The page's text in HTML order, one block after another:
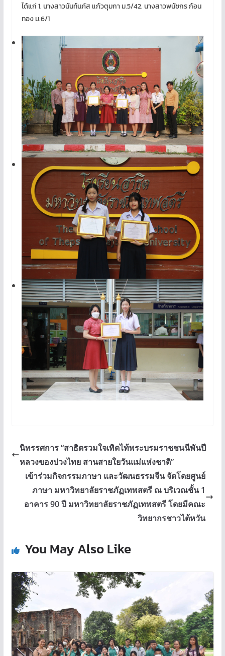
ได้แก่ 1. นางสาวนันท์นภัส แก้วตุมกา ม.5/42. นางสาวพนัชกร ก้อน
ทอง ม.6/1
นิทรรศการ “สาธิตรวมใจเทิดไท้พระบรมราชชนนีพันปี
หลวงของปวงไทย สานสายใยวันแม่แห่งชาติ”
เข้าร่วมกิจกรรมภาษา และวัฒนธรรมจีน จัดโดยศูนย์
ภาษา มหาวิทยาลัยราชภัฏเทพสตรี ณ บริเวณชั้น 1
อาคาร 90 ปี มหาวิทยาลัยราชภัฏเทพสตรี โดยมีคณะ
วิทยากรชาวไต้หวัน
You May Also Like